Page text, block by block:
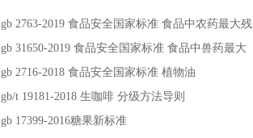
gb 2763-2019 食品安全国家标准 食品中农药最大残
gb 31650-2019 食品安全国家标准 食品中兽药最大
gb 2716-2018 食品安全国家标准 植物油
gb/t 19181-2018 生咖啡 分级方法导则
gb 17399-2016糖果新标准